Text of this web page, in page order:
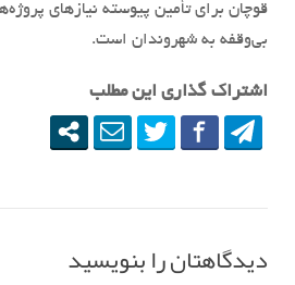
قوچان برای تأمین پیوسته نیازهای
بی‌وقفه به شهروندان است.
اشتراک گذاری این مطلب
دیدگاهتان را بنویسید